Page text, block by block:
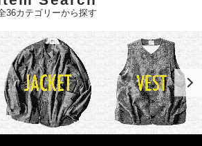
36カテゴリーから探す